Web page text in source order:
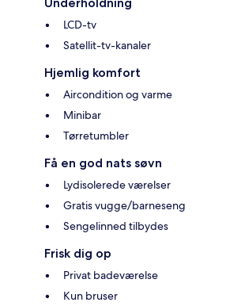
LCD-tv
Satellit-tv-kanaler
Hjemlig komfort
Aircondition og varme
Minibar
Tørretumbler
Få en god nats søvn
Lydisolerede værelser
Gratis vugge/barneseng
Sengelinned tilbydes
Frisk dig op
Privat badeværelse
Kun bruser